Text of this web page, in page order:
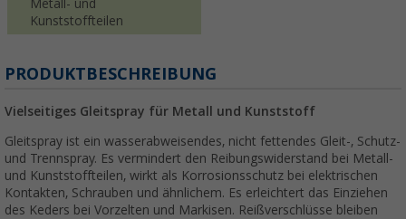
Metall- und
Kunststoffteilen
PRODUKTBESCHREIBUNG
Vielseitiges Gleitspray für Metall und Kunststoff
Gleitspray ist ein wasserabweisendes, nicht fettendes Gleit-, Schutz-
und Trennspray. Es vermindert den Reibungswiderstand bei Metall-
und Kunststoffteilen, wirkt als Korrosionsschutz bei elektrischen
Kontakten, Schrauben und ähnlichem. Es erleichtert das Einziehen
des Keders bei Vorzelten und Markisen. Reißverschlüsse bleiben